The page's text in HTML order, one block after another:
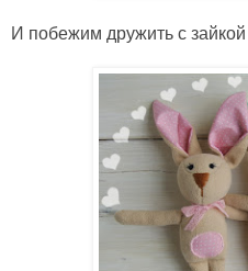
И побежим дружить с